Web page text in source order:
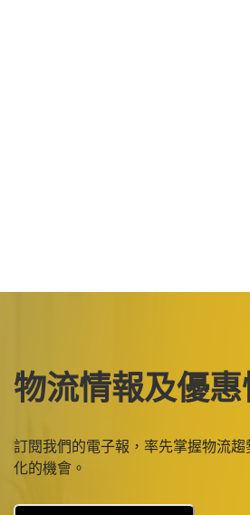
物流情報及優惠
訂閱我們的電子報，率先掌握物流
化的機會。